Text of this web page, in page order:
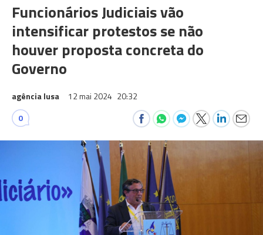
Funcionários Judiciais vão
intensificar protestos se não
houver proposta concreta do
Governo
agência lusa 12 mai 2024 20:32
0